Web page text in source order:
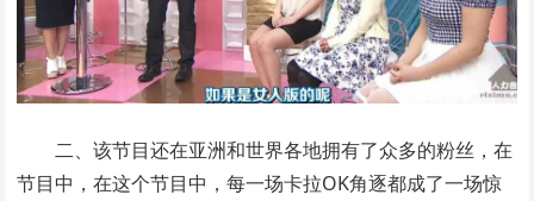
二、该节目还在亚洲和世界各地拥有了众多的粉丝，在
节目中，在这个节目中，每一场卡拉OK角逐都成了一场惊